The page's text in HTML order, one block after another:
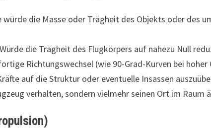
würde die Masse oder Trägheit des Objekts oder des
Würde die Trägheit des Flugkörpers auf nahezu Null
Richtungswechsel (wie 90-Grad-Kurven bei
auf die Struktur oder eventuelle Insassen
verhalten, sondern vielmehr seinen Ort im Raum